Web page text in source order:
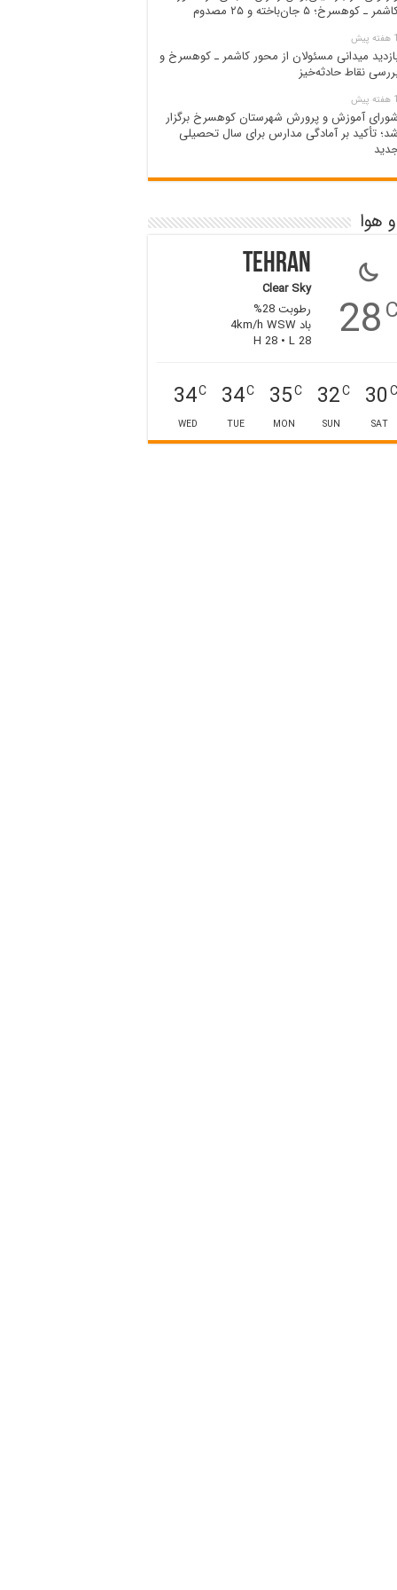
ـ کوهسرخ؛ ۵ جان‌باخته و ۲۵ مصدوم
1 هفته پیش
میدانی مسئولان از محور کاشمر ـ کوهسرخ و
نقاط حادثه‌خیز
1 هفته پیش
شورای آموزش و پرورش شهرستان کوهسرخ برگزار
شد؛ تأکید بر آمادگی مدارس برای سال تحصیلی
هوا
28C
Tehran
Clear Sky
رطوبت 28%
باد 4km/h WSW
H 28 • L 28
30C
SAT
32C
SUN
35C
MON
34C
TUE
34C
WED